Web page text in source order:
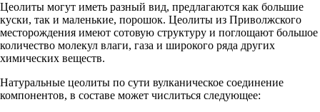
Цеолиты могут иметь разный вид, предлагаются как большие
куски, так и маленькие, порошок. Цеолиты из Приволжского
месторождения имеют сотовую структуру и поглощают большое
количество молекул влаги, газа и широкого ряда других
химических веществ.
Натуральные цеолиты по сути вулканическое соединение
компонентов, в составе может числиться следующее: